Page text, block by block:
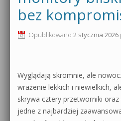
Produkcja muzyczna od
Dubstep z syntezatorem
Kontakt 5 Kompendium
0dB.pl - informacje
Newsletter
Archiwum aktualności
Polityka prywatności
bez
Opublikowano 2 stycznia 2026
Wyglądają skromnie, ale
wrażenie lekkich i niewielkich,
skrywa cztery przetworniki
jedne z najbardziej